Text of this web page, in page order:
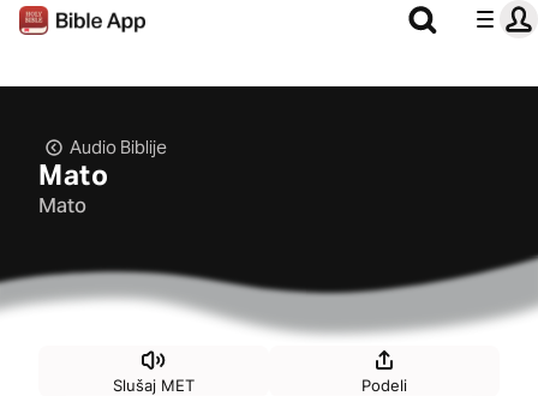
Audio Biblije
Mato
Mato
Slušaj MET Podeli